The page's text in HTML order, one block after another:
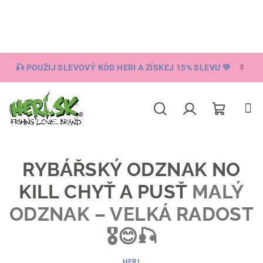
🎣 POUŽIJ SLEVOVÝ KÓD HERI A ZÍSKEJ 15% SLEVU 💚
košík
RYBÁŘSKÝ ODZNAK NO
KILL CHYŤ A PUSŤ MALÝ
ODZNAK – VELKÁ RADOST
🎖😊🎣